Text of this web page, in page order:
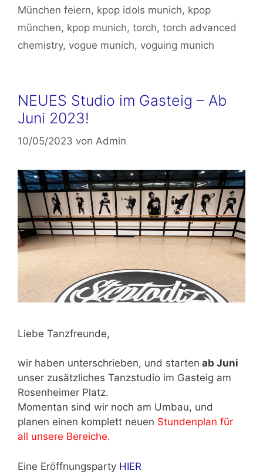
München feiern, kpop idols munich, kpop
münchen, kpop munich, torch, torch advanced
chemistry, vogue munich, voguing munich
NEUES Studio im Gasteig – Ab
Juni 2023!
10/05/2023 von Admin
Liebe Tanzfreunde,
wir haben unterschrieben, und starten ab Juni
unser zusätzliches Tanzstudio im Gasteig am
Rosenheimer Platz.
Momentan sind wir noch am Umbau, und
planen einen komplett neuen Stundenplan für
all unsere Bereiche.
Eine Eröffnungsparty HIER